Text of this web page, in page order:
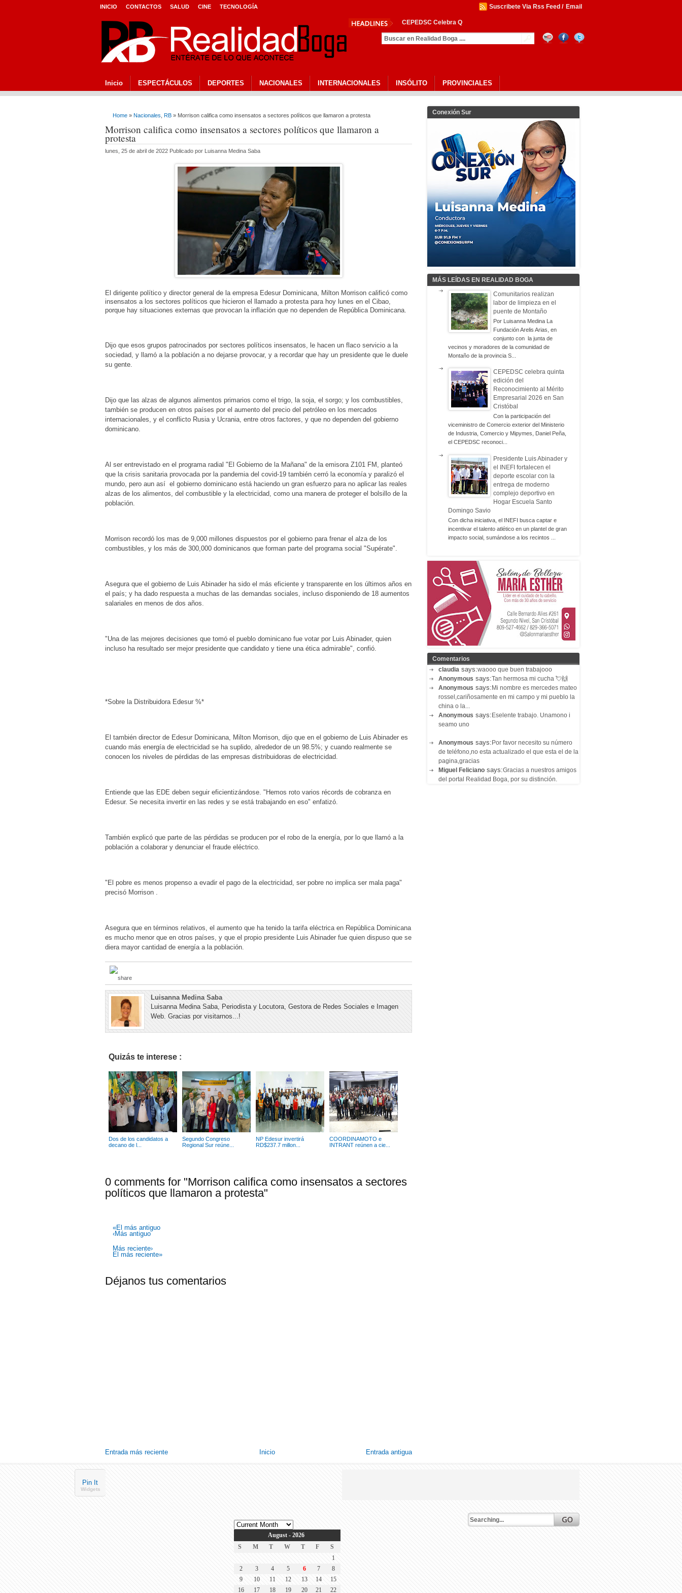
INICIO CONTACTOS SALUD CINE TECNOLOGÍA Suscribete Via Rss Feed / Email
CEPEDSC Celebra Quinta Edición Del Reconocim
Inicio ESPECTÁCULOS DEPORTES NACIONALES INTERNACIONALES INSÓLITO PROVINCIALES
Pin It
Widgets
Home » Nacionales RB » Morrison califica como insensatos a sectores políticos que llamaron a protesta
Morrison califica como insensatos a sectores políticos que llamaron a
protesta
lunes, 25 de abril de 2022 Publicado por Luisanna Medina Saba
El dirigente político y director general de la empresa Edesur Dominicana, Milton Morrison calificó como
insensatos a los sectores políticos que hicieron el llamado a protesta para hoy lunes en el Cibao,
porque hay situaciones externas que provocan la inflación que no dependen de República Dominicana.
Dijo que esos grupos patrocinados por sectores políticos insensatos, le hacen un flaco servicio a la
sociedad, y llamó a la población a no dejarse provocar, y a recordar que hay un presidente que le duele
su gente.
Dijo que las alzas de algunos alimentos primarios como el trigo, la soja, el sorgo; y los combustibles,
también se producen en otros países por el aumento del precio del petróleo en los mercados
internacionales, y el conflicto Rusia y Ucrania, entre otros factores, y que no dependen del gobierno
dominicano.
Al ser entrevistado en el programa radial "El Gobierno de la Mañana" de la emisora Z101 FM, planteó
que la crisis sanitaria provocada por la pandemia del covid-19 también cerró la economía y paralizó el
mundo, pero aun así el gobierno dominicano está haciendo un gran esfuerzo para no aplicar las reales
alzas de los alimentos, del combustible y la electricidad, como una manera de proteger el bolsillo de la
población.
Morrison recordó los mas de 9,000 millones dispuestos por el gobierno para frenar el alza de los
combustibles, y los más de 300,000 dominicanos que forman parte del programa social "Supérate".
Asegura que el gobierno de Luis Abinader ha sido el más eficiente y transparente en los últimos años en
el país; y ha dado respuesta a muchas de las demandas sociales, incluso disponiendo de 18 aumentos
salariales en menos de dos años.
"Una de las mejores decisiones que tomó el pueblo dominicano fue votar por Luis Abinader, quien
incluso ha resultado ser mejor presidente que candidato y tiene una ética admirable", confió.
*Sobre la Distribuidora Edesur %*
El también director de Edesur Dominicana, Milton Morrison, dijo que en el gobierno de Luis Abinader es
cuando más energía de electricidad se ha suplido, alrededor de un 98.5%; y cuando realmente se
conocen los niveles de pérdidas de las empresas distribuidoras de electricidad.
Entiende que las EDE deben seguir eficientizándose. "Hemos roto varios récords de cobranza en
Edesur. Se necesita invertir en las redes y se está trabajando en eso" enfatizó.
También explicó que parte de las pérdidas se producen por el robo de la energía, por lo que llamó a la
población a colaborar y denunciar el fraude eléctrico.
"El pobre es menos propenso a evadir el pago de la electricidad, ser pobre no implica ser mala paga"
precisó Morrison .
Asegura que en términos relativos, el aumento que ha tenido la tarifa eléctrica en República Dominicana
es mucho menor que en otros países, y que el propio presidente Luis Abinader fue quien dispuso que se
diera mayor cantidad de energía a la población.
Luisanna Medina Saba
Luisanna Medina Saba, Periodista y Locutora, Gestora de Redes Sociales e Imagen
Web. Gracias por visitarnos...!
Quizás te interese :
Dos de los candidatos a
decano de l...
Segundo Congreso
Regional Sur reúne...
NP Edesur invertirá
RD$237.7 millon...
COORDINAMOTO e
INTRANT reúnen a cie...
0 comments for "Morrison califica como insensatos a sectores
políticos que llamaron a protesta"
«El más antiguo
‹Más antiguo
Más reciente›
El más reciente»
Déjanos tus comentarios
Entrada más reciente Entrada antigua
Inicio
Conexión Sur
MÁS LEÍDAS EN REALIDAD BOGA
Comunitarios realizan
labor de limpieza en el
puente de Montaño
Por Luisanna Medina La
Fundación Arelis Arias, en
conjunto con la junta de
vecinos y moradores de la comunidad de
Montaño de la provincia S...
CEPEDSC celebra quinta
edición del
Reconocimiento al Mérito
Empresarial 2026 en San
Cristóbal
Con la participación del
viceministro de Comercio exterior del Ministerio
de Industria, Comercio y Mipymes, Daniel Peña,
el CEPEDSC reconoci...
Presidente Luis Abinader y
el INEFI fortalecen el
deporte escolar con la
entrega de moderno
complejo deportivo en
Hogar Escuela Santo
Domingo Savio
Con dicha iniciativa, el INEFI busca captar e
incentivar el talento atlético en un plantel de gran
impacto social, sumándose a los recintos ...
Comentarios
claudia says:waooo que buen trabajooo
Anonymous says:Tan hermosa mi cucha 💘🙌
Anonymous says:Mi nombre es mercedes mateo
rossel,cariñosamente en mi campo y mi pueblo la
china o la...
Anonymous says:Eselente trabajo. Unamono i
seamo uno
Anonymous says:Por favor necesito su número
de teléfono,no esta actualizado el que esta el de la
pagina,gracias
Miguel Feliciano says:Gracias a nuestros amigos
del portal Realidad Boga, por su distinción.
August - 2026
S
M T W T F
S
1
2
3 4 5 6 7
8
9
10 11 12 13 14
15
16
17 18 19 20 21 22